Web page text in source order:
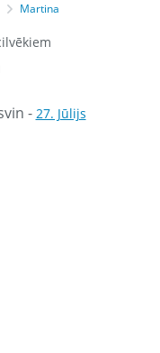
Martina
- 27. Jūlijs